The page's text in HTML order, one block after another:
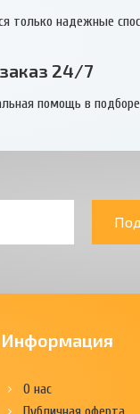
только надежные
24/7
помощь в
Информация
О нас